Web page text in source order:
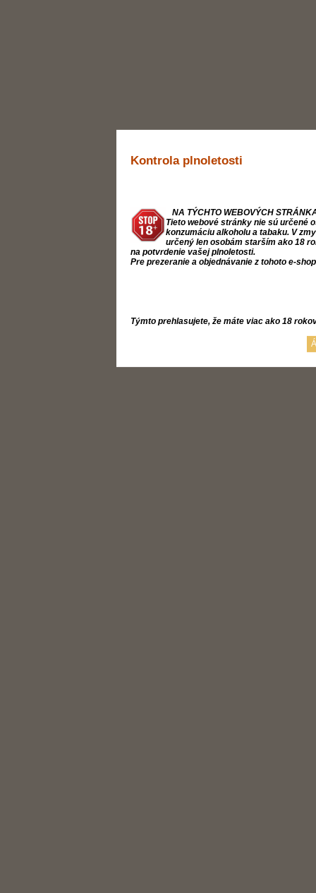
Kontrola plnoletosti
NA TÝCHTO WEBOVÝCH
Tieto webové stránky nie sú určené
konzumáciu alkoholu a tabaku. V
určený len osobám starším ako 18
na potvrdenie vašej plnoletosti.
Pre prezeranie a objednávanie z tohoto e-
Týmto prehlasujete, že máte viac ako 18